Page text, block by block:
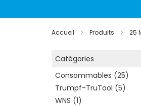
Accueil Produits 25
Catégories
Consommables 25
Trumpf-TruTool 5
WNS 1